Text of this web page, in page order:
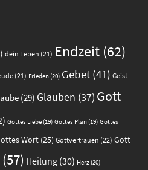
dein Leben (21) Endzeit (62)
(21) Frieden (20) Gebet (41) Geist
(29) Glauben (37) Gott
Gottes Liebe (19) Gottes Plan (19) Gottes
Wort (25) Gottvertrauen (22) Gott
(57) Heilung (30) Herz (20)